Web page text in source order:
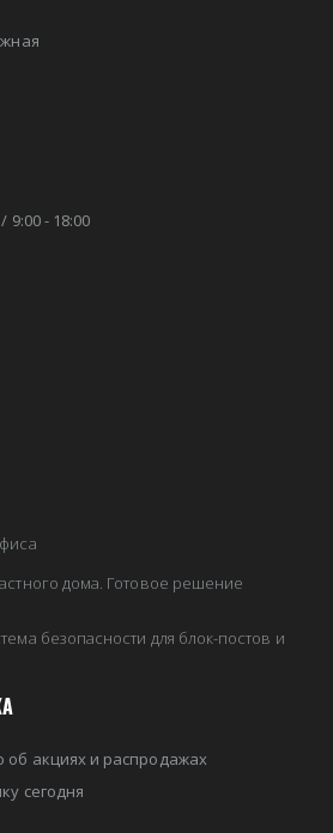
- 18:00
дома. Готовое решение
безопасности для блок-постов и
акциях и распродажах
сегодня